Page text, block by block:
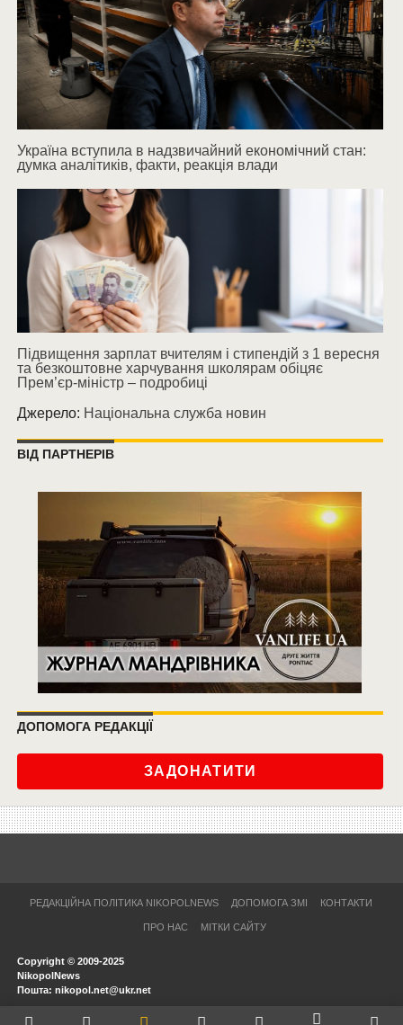
Україна вступила в надзвичайний економічний стан:
думка аналітиків, факти, реакція влади
Підвищення зарплат вчителям і стипендій з 1 вересня
та безкоштовне харчування школярам обіцяє
Прем’єр-міністр – подробиці
Джерело: Національна служба новин
ВІД ПАРТНЕРІВ
ДОПОМОГА РЕДАКЦІЇ
ЗАДОНАТИТИ
РЕДАКЦІЙНА ПОЛІТИКА NIKOPOLNEWS ДОПОМОГА ЗМІ КОНТАКТИ
ПРО НАС МІТКИ САЙТУ
Copyright © 2009-2025
NikopolNews
Пошта: nikopol.net@ukr.net